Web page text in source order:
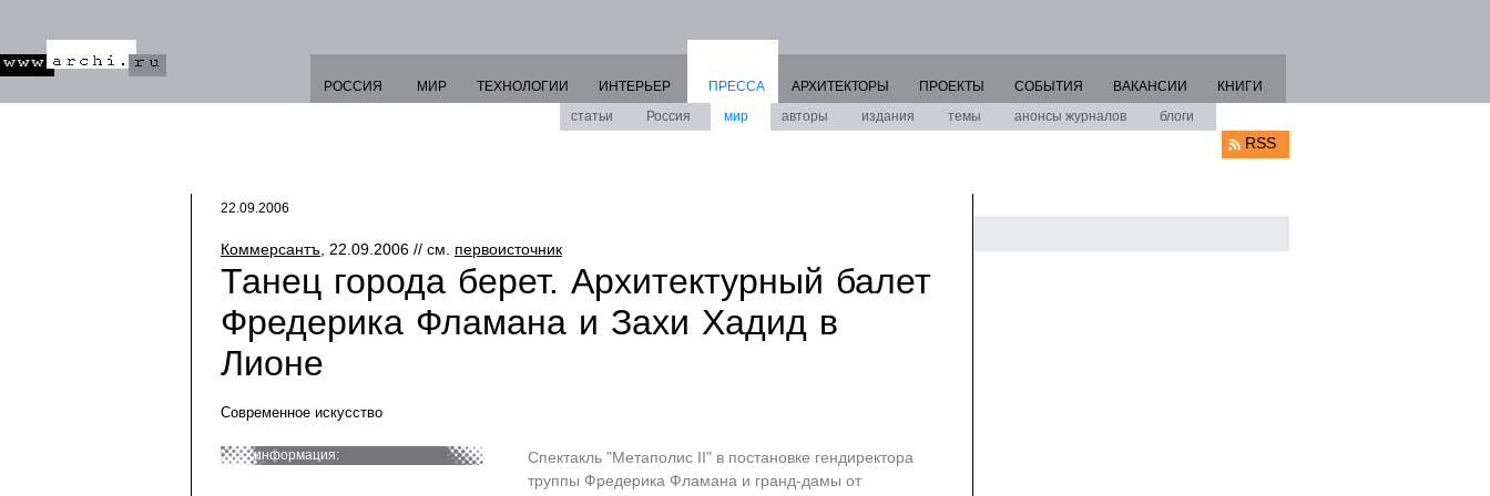
РОССИЯ МИР ТЕХНОЛОГИИ ИНТЕРЬЕР
ПРЕССА
статьи
Россия мир авторы издания темы анонсы журналов блоги
АРХИТЕКТОРЫ ПРОЕКТЫ СОБЫТИЯ ВАКАНСИИ КНИГИ
RSS
22.09.2006
Коммерсантъ , 22.09.2006 // см. первоисточник
Танец города берет. Архитектурный балет
Фредерика Фламана и Захи Хадид в
Лионе
Современное искусство
информация:
Спектакль "Метаполис II" в постановке гендиректора
труппы Фредерика Фламана и гранд-дамы от